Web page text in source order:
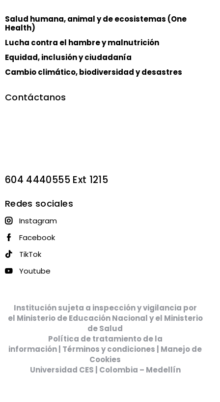
Salud humana, animal y de ecosistemas (One
Health)
Lucha contra el hambre y malnutrición
Equidad, inclusión y ciudadanía
Cambio climático, biodiversidad y desastres
Contáctanos
604 4440555 Ext 1215
Redes sociales
Instagram
Facebook
TikTok
Youtube
Institución sujeta a inspección y vigilancia por
el Ministerio de Educación Nacionaly el Ministerio
de Salud
Política de tratamiento de la
información Términos y condiciones
Manejo de
Cookies
Universidad CES | Colombia – Medellín